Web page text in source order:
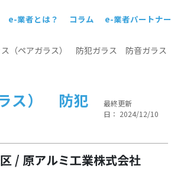
e-業者とは？ コラム e-業者パートナー
（ペアガラス） 防犯ガラス 防音ガラス
ス） 防犯
最終更新
日： 2024/12/10
/ 原アルミ工業株式会社